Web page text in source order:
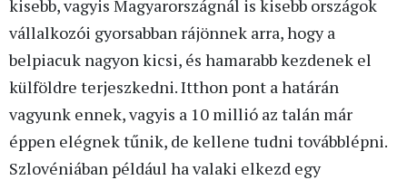
kisebb, vagyis Magyarországnál is kisebb országok
vállalkozói gyorsabban rájönnek arra, hogy a
belpiacuk nagyon kicsi, és hamarabb kezdenek el
külföldre terjeszkedni. Itthon pont a határán
vagyunk ennek, vagyis a 10 millió az talán már
éppen elégnek tűnik, de kellene tudni továbblépni.
Szlovéniában például ha valaki elkezd egy